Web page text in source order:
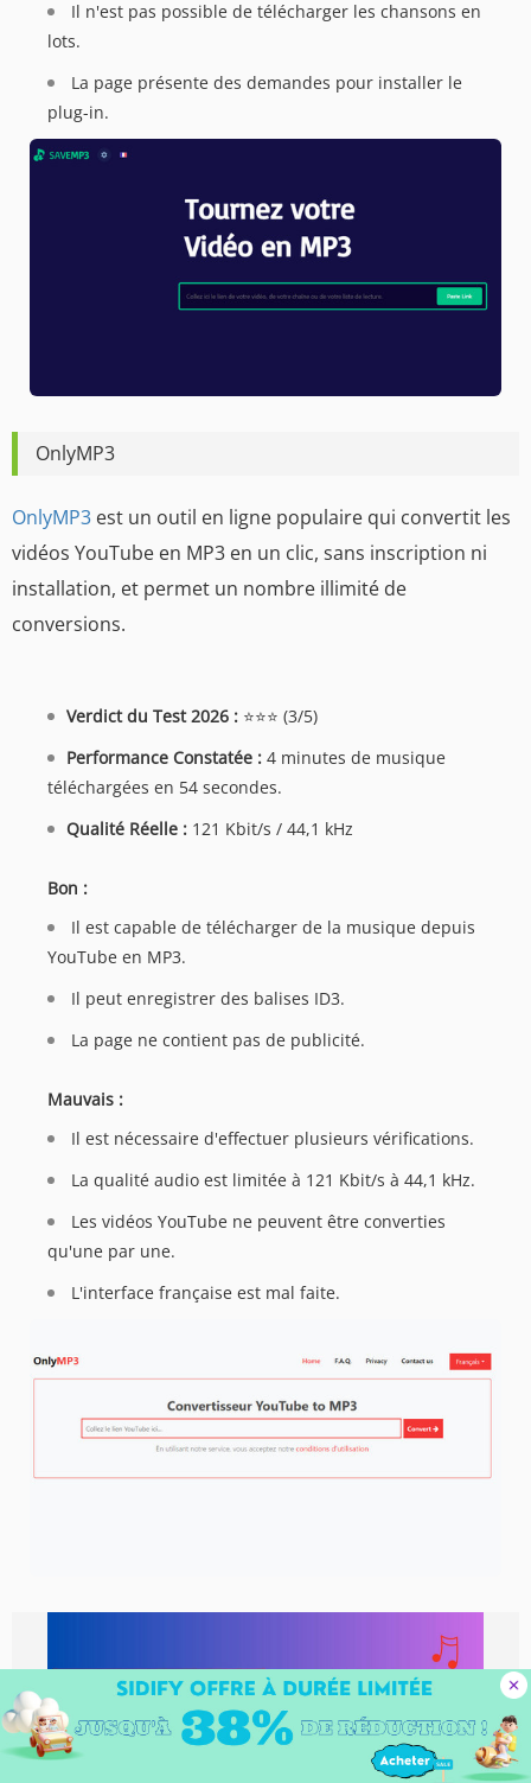
Il n'est pas possible de télécharger les chansons en
lots.
La page présente des demandes pour installer le
plug-in.
OnlyMP3
OnlyMP3 est un outil en ligne populaire qui convertit les
vidéos YouTube en MP3 en un clic, sans inscription ni
installation, et permet un nombre illimité de
conversions.
Verdict du Test 2026 : ⭐⭐⭐ (3/5)
Performance Constatée : 4 minutes de musique
téléchargées en 54 secondes.
Qualité Réelle : 121 Kbit/s / 44,1 kHz
Bon :
Il est capable de télécharger de la musique depuis
YouTube en MP3.
Il peut enregistrer des balises ID3.
La page ne contient pas de publicité.
Mauvais :
Il est nécessaire d'effectuer plusieurs vérifications.
La qualité audio est limitée à 121 Kbit/s à 44,1 kHz.
Les vidéos YouTube ne peuvent être converties
qu'une par une.
L'interface française est mal faite.